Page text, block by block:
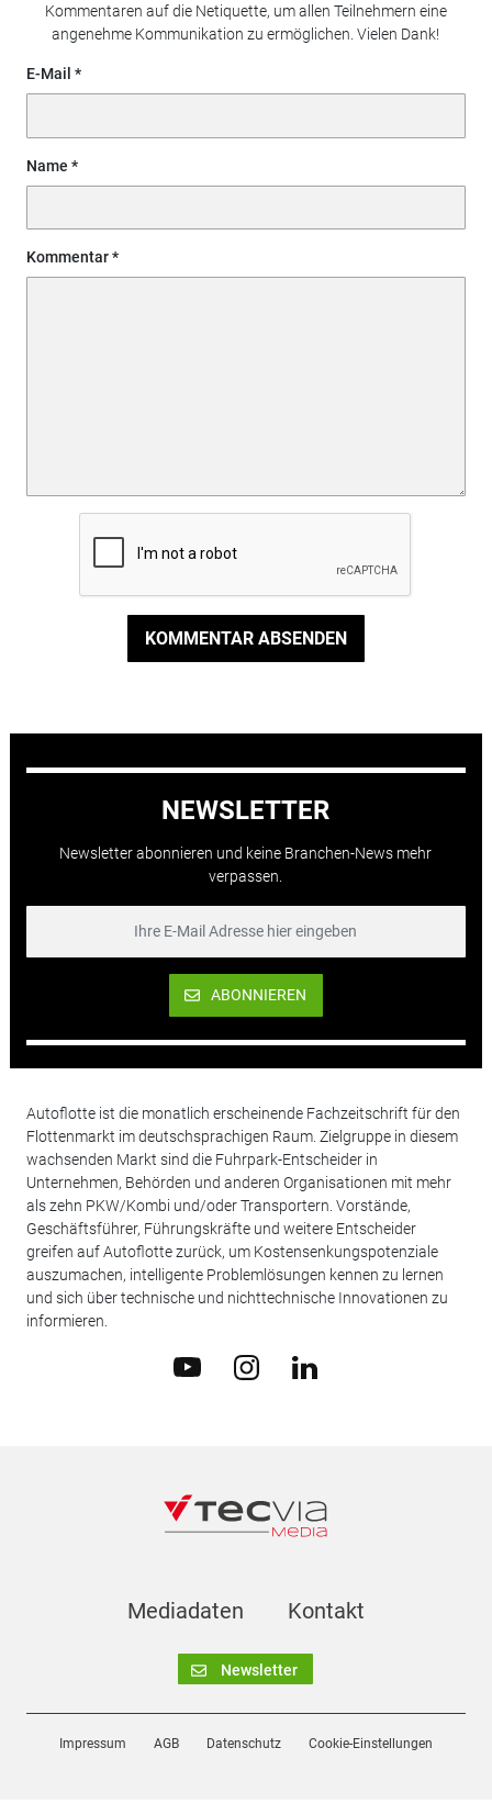
Kommentaren auf die Netiquette, um allen Teilnehmern eine
angenehme Kommunikation zu ermöglichen. Vielen Dank!
E-Mail
Name
Kommentar
KOMMENTAR ABSENDEN
NEWSLETTER
Newsletter abonnieren und keine Branchen-News mehr
verpassen.
ABONNIEREN
Autoflotte ist die monatlich erscheinende Fachzeitschrift für den
Flottenmarkt im deutschsprachigen Raum. Zielgruppe in diesem
wachsenden Markt sind die Fuhrpark-Entscheider in
Unternehmen, Behörden und anderen Organisationen mit mehr
als zehn PKW/Kombi und/oder Transportern. Vorstände,
Geschäftsführer, Führungskräfte und weitere Entscheider
greifen auf Autoflotte zurück, um Kostensenkungspotenziale
auszumachen, intelligente Problemlösungen kennen zu lernen
und sich über technische und nichttechnische Innovationen zu
informieren.
Mediadaten Kontakt
Newsletter
Impressum AGB Datenschutz Cookie-Einstellungen